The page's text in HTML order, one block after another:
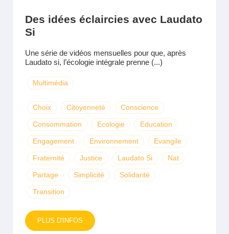
Des idées éclaircies avec Laudato
Si
Une série de vidéos mensuelles pour que, après
Laudato si, l’écologie intégrale prenne (...)
Multimédia
Choix Citoyenneté Conscience
Consommation Ecologie Education
Engagement Environnement Evangile
Fraternité Justice Laudato Si Nat
Partage Simplicité Solidarité
Transition
PLUS D'INFOS